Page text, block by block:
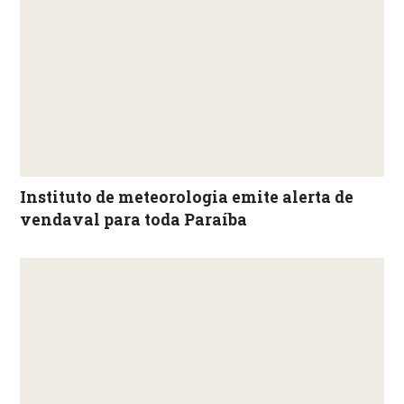
Instituto de meteorologia emite alerta de
vendaval para toda Paraíba